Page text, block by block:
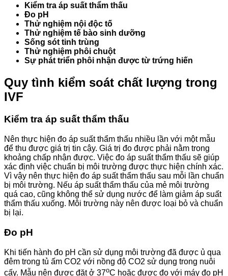
Kiểm tra áp suất thẩm thấu
Đo pH
Thử nghiệm nội độc tố
Thử nghiệm tế bào sinh dưỡng
Sống sót tinh trùng
Thử nghiệm phôi chuột
Sự phát triển phôi nhận được từ trứng hiến
Quy tình kiểm soát chất lượng trong
IVF
Kiểm tra áp suất thẩm thấu
Nên thực hiện đo áp suất thẩm thấu nhiều lần với một mẫu
để thu được giá trị tin cậy. Giá trị đo được phải nằm trong
khoảng chấp nhận được. Việc đo áp suất thẩm thấu sẽ giúp
xác định việc chuẩn bị môi trường được thực hiện chính xác.
Vì vậy nên thực hiện đo áp suất thẩm thấu sau mỗi lần chuẩn
bị môi trường. Nếu áp suất thẩm thấu của mẻ môi trường
quá cao, cũng không thể sử dụng nước để làm giảm áp suất
thẩm thấu xuống. Môi trường này nên được loại bỏ và chuẩn
bị lại.
Đo pH
Khi tiến hành đo pH cần sử dụng môi trường đã được ủ qua
đêm trong tủ ấm CO2 với nồng độ CO2 sử dụng trong nuôi
cấy. Mẫu nên được đặt ở 37oC hoặc được đo với máy đo pH